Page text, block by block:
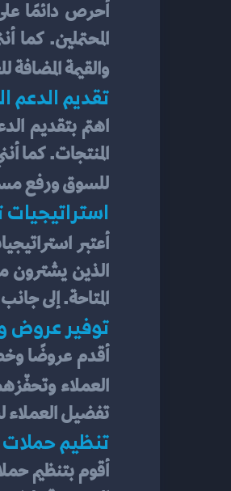
والقيمة
تقديم الدعم
للسوق ورفع
أعتبر
المتاحة. إلى
توفير عروض
العملاء
تفضيل العملاء
تنظيم